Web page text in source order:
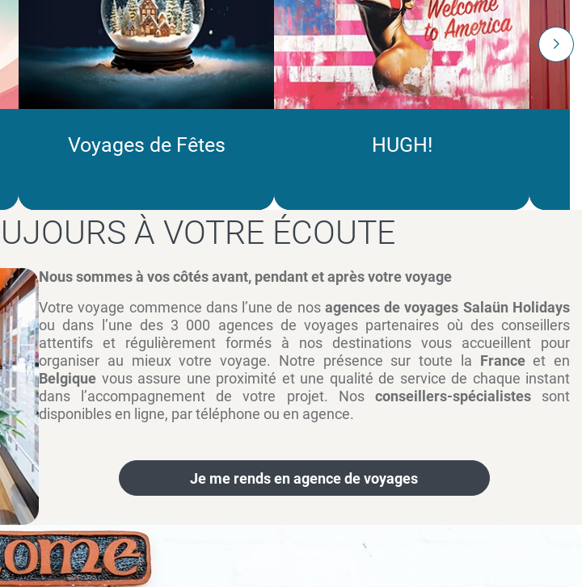
Voyages de Fêtes HUGH!
À VOTRE ÉCOUTE
Nous sommes à vos côtés avant, pendant et après votre voyage
Votre voyage commence dans l’une de nos agences de voyages Salaün Holidays
ou dans l’une des 3 000 agences de voyages partenaires où des conseillers
attentifs et régulièrement formés à nos destinations vous accueillent pour
organiser au mieux votre voyage. Notre présence sur toute la Franceet en
Belgique vous assure une proximité et une qualité de service de chaque instant
dans l’accompagnement de votre projet. Nos conseillers-spécialistessont
disponibles en ligne, par téléphone ou en agence.
Je me rends en agence de voyages